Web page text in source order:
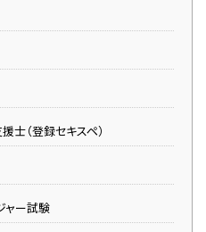
士（登録セキスペ）
ャー試験